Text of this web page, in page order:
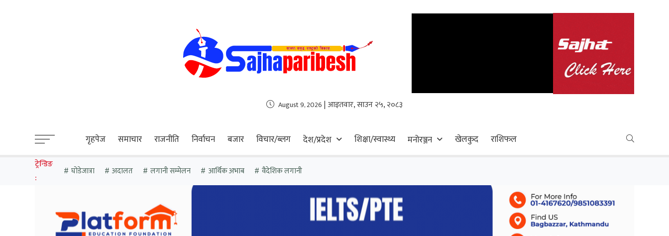
August 9, 2026 | आइतवार, साउन २५, २०८३
गृहपेज समाचार राजनीति निर्वाचन बजार विचार/ब्लग देश/प्रदेश शिक्षा/स्वास्थ्य मनोरञ्जन खेलकुद राशिफल
ट्रेन्डिङ
:
घोडेजात्रा अदालत लगानी सम्मेलन आर्थिक अभाब वैदेशिक लगानी